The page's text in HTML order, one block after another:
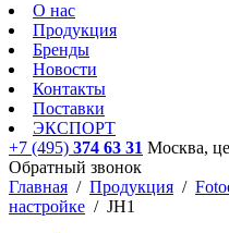
О нас
Продукция
Бренды
Новости
Контакты
Поставки
ЭКСПОРТ
+7 (495) 374 63 31 Москва,
Обратный звонок
Главная / Продукция /
настройке / JH1